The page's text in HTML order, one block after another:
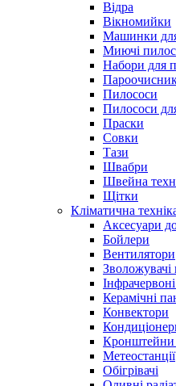
Відра
Вікномийки
Машинки
Миючі
Набори для
Пилососи
Пилососи
Праски
Совки
Тази
Швабри
Швейна
Щітки
Кліматична
Аксесуари
Бойлери
Вентилятори
Зволожувачі
Інфрачервоні
Керамічні
Конвектори
Кронштейни
Метеостанції
Обігрівачі